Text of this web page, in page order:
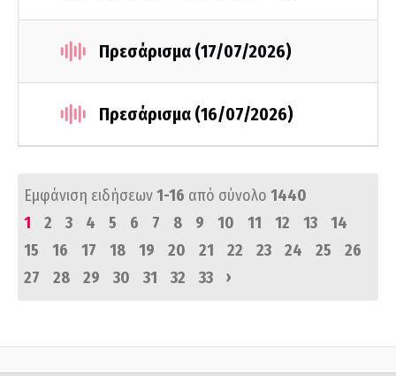
Πρεσάρισμα (17/07/2026)
Πρεσάρισμα (16/07/2026)
Εμφάνιση ειδήσεων1-16 από σύνολο 1440
1
2 3 4 5 6 7 8 9 10 11 12 13
14
15
16 17 18 19 20 21 22 23 24 25
26
27
28 29 30 31 32 33 ›